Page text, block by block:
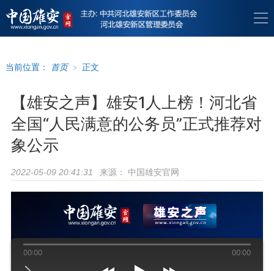
当前位置： 首页 > 正文
【雄安之声】雄安1人上榜！河北省
全国“人民满意的公务员”正式推荐对
象公示
2022-05-09 20:41:31 来源： 中国雄安官网
00:00 00:00